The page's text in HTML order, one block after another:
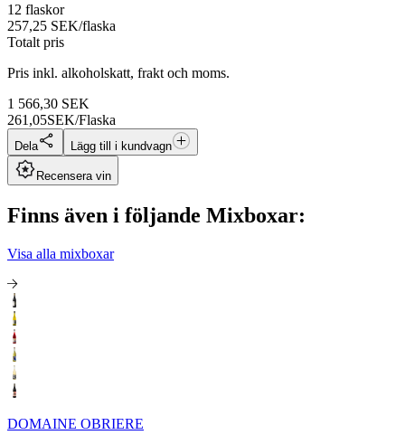
12 flaskor
257,25 SEK/flaska
Totalt pris
Pris inkl. alkoholskatt, frakt och moms.
1 566,30 SEK
261,05SEK/Flaska
Dela Lägg till i kundvagn
Recensera vin
Finns även i följande Mixboxar:
Visa alla mixboxar
DOMAINE OBRIERE